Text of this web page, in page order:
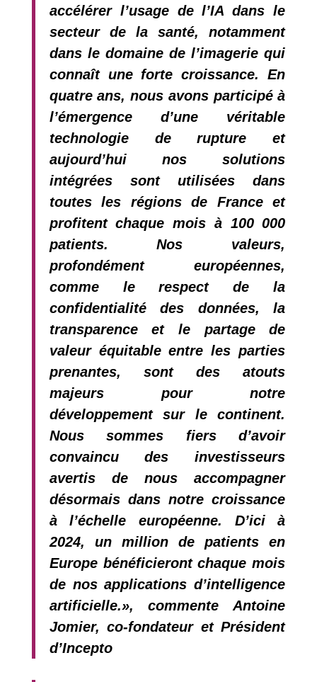
accélérer l’usage de l’IA dans le
secteur de la santé, notamment
dans le domaine de l’imagerie qui
connaît une forte croissance. En
quatre ans, nous avons participé à
l’émergence d’une véritable
technologie de rupture et
aujourd’hui nos solutions
intégrées sont utilisées dans
toutes les régions de France et
profitent chaque mois à 100 000
patients. Nos valeurs,
profondément européennes,
comme le respect de la
confidentialité des données, la
transparence et le partage de
valeur équitable entre les parties
prenantes, sont des atouts
majeurs pour notre
développement sur le continent.
Nous sommes fiers d’avoir
convaincu des investisseurs
avertis de nous accompagner
désormais dans notre croissance
à l’échelle européenne. D’ici à
2024, un million de patients en
Europe bénéficieront chaque mois
de nos applications d’intelligence
artificielle.», commenteAntoine
Jomier, co-fondateur et Président
d’Incepto